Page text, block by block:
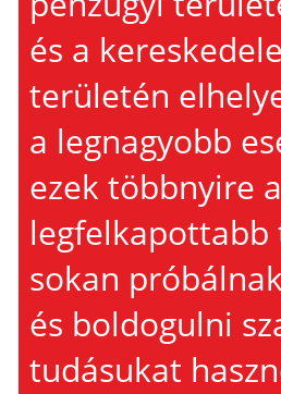
és a
területén
a legnagyobb
ezek többnyire a
sokan
és boldogulni
tudásukat